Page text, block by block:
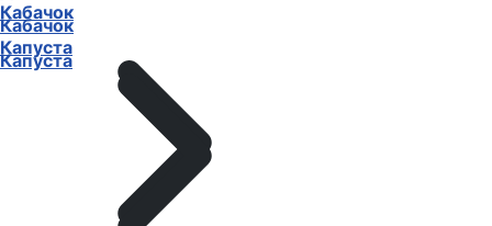
Кабачок
Капуста
Кабачок
Капуста